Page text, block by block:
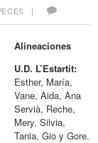
|
Alineaciones
U.D. L’Estartit:
Esther, María,
Vane, Aida, Ana
Servià, Reche,
Mery, Silvia,
Tania, Gio y Gore.